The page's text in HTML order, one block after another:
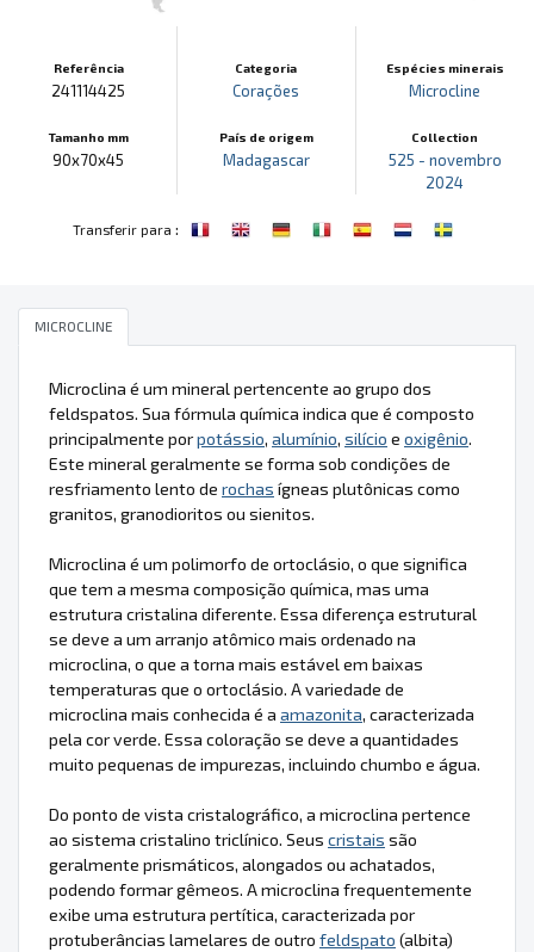
Referência
241114425
Tamanho mm
90x70x45
Categoria
Corações
País de origem
Madagascar
Espécies minerais
Microcline
Collection
525 - novembro
2024
Transferir para :
MICROCLINE
Microclina é um mineral pertencente ao grupo dos
feldspatos. Sua fórmula química indica que é composto
principalmente porpotássio, alumínio, silício e oxigênio.
Este mineral geralmente se forma sob condições de
resfriamento lento de rochas ígneas plutônicas como
granitos, granodioritos ou sienitos.
Microclina é um polimorfo de ortoclásio, o que significa
que tem a mesma composição química, mas uma
estrutura cristalina diferente. Essa diferença estrutural
se deve a um arranjo atômico mais ordenado na
microclina, o que a torna mais estável em baixas
temperaturas que o ortoclásio. A variedade de
microclina mais conhecida é a amazonita, caracterizada
pela cor verde. Essa coloração se deve a quantidades
muito pequenas de impurezas, incluindo chumbo e água.
Do ponto de vista cristalográfico, a microclina pertence
ao sistema cristalino triclínico. Seus cristais são
geralmente prismáticos, alongados ou achatados,
podendo formar gêmeos. A microclina frequentemente
exibe uma estrutura pertítica, caracterizada por
protuberâncias lamelares de outro feldspato (albita)